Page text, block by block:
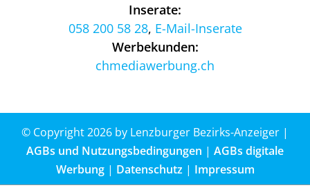
Inserate:
058 200 58 28, E-Mail-Inserate
Werbekunden:
chmediawerbung.ch
© Copyright 2026 by Lenzburger Bezirks-Anzeiger |
AGBs und Nutzungsbedingungen | AGBs digitale
Werbung| Datenschutz| Impressum